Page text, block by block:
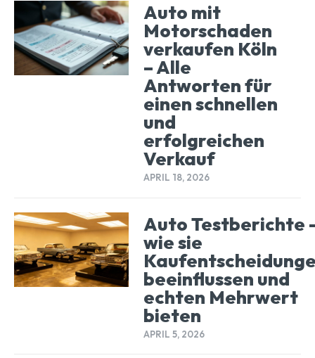
Auto mit
Motorschaden
verkaufen Köln
– Alle
Antworten für
einen schnellen
und
erfolgreichen
Verkauf
APRIL 18, 2026
Auto Testberichte
wie sie
beeinflussen und
echten Mehrwert
bieten
APRIL 5, 2026